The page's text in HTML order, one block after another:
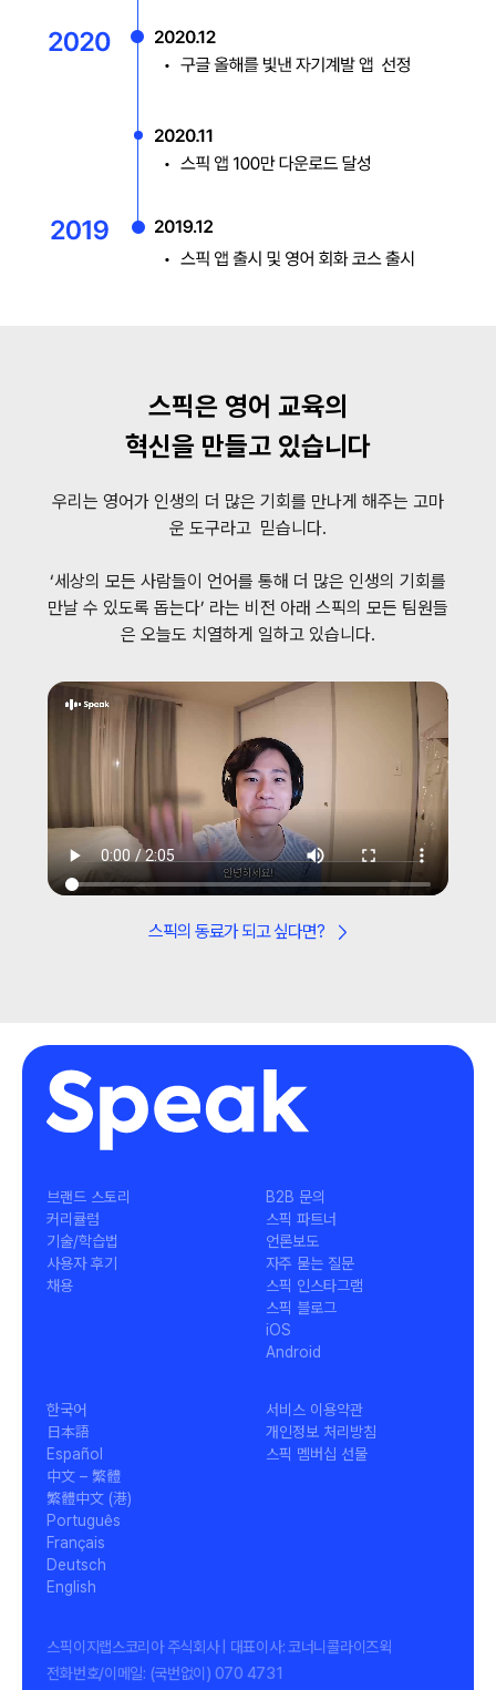
스픽은 영어 교육의
혁신을 만들고 있습니다
우리는 영어가 인생의 더 많은 기회를 만나게 해주는 고마
운 도구라고 믿습니다.
‘세상의 모든 사람들이 언어를 통해 더 많은 인생의 기회를
만날 수 있도록 돕는다’ 라는 비전 아래 스픽의 모든 팀원들
은 오늘도 치열하게 일하고 있습니다.
스픽의 동료가 되고 싶다면?
브랜드 스토리
커리큘럼
기술/학습법
사용자 후기
채용
B2B 문의
스픽 파트너
언론보도
자주 묻는 질문
스픽 인스타그램
스픽 블로그
iOS
Android
한국어
日本語
Español
中文 – 繁體
繁體中文 (港)
Português
Français
Deutsch
English
서비스 이용약관
개인정보 처리방침
스픽 멤버십 선물
스픽이지랩스코리아 주식회사 | 대표이사: 코너니콜라이즈윅
전화번호/이메일: (국번없이) 070 4731